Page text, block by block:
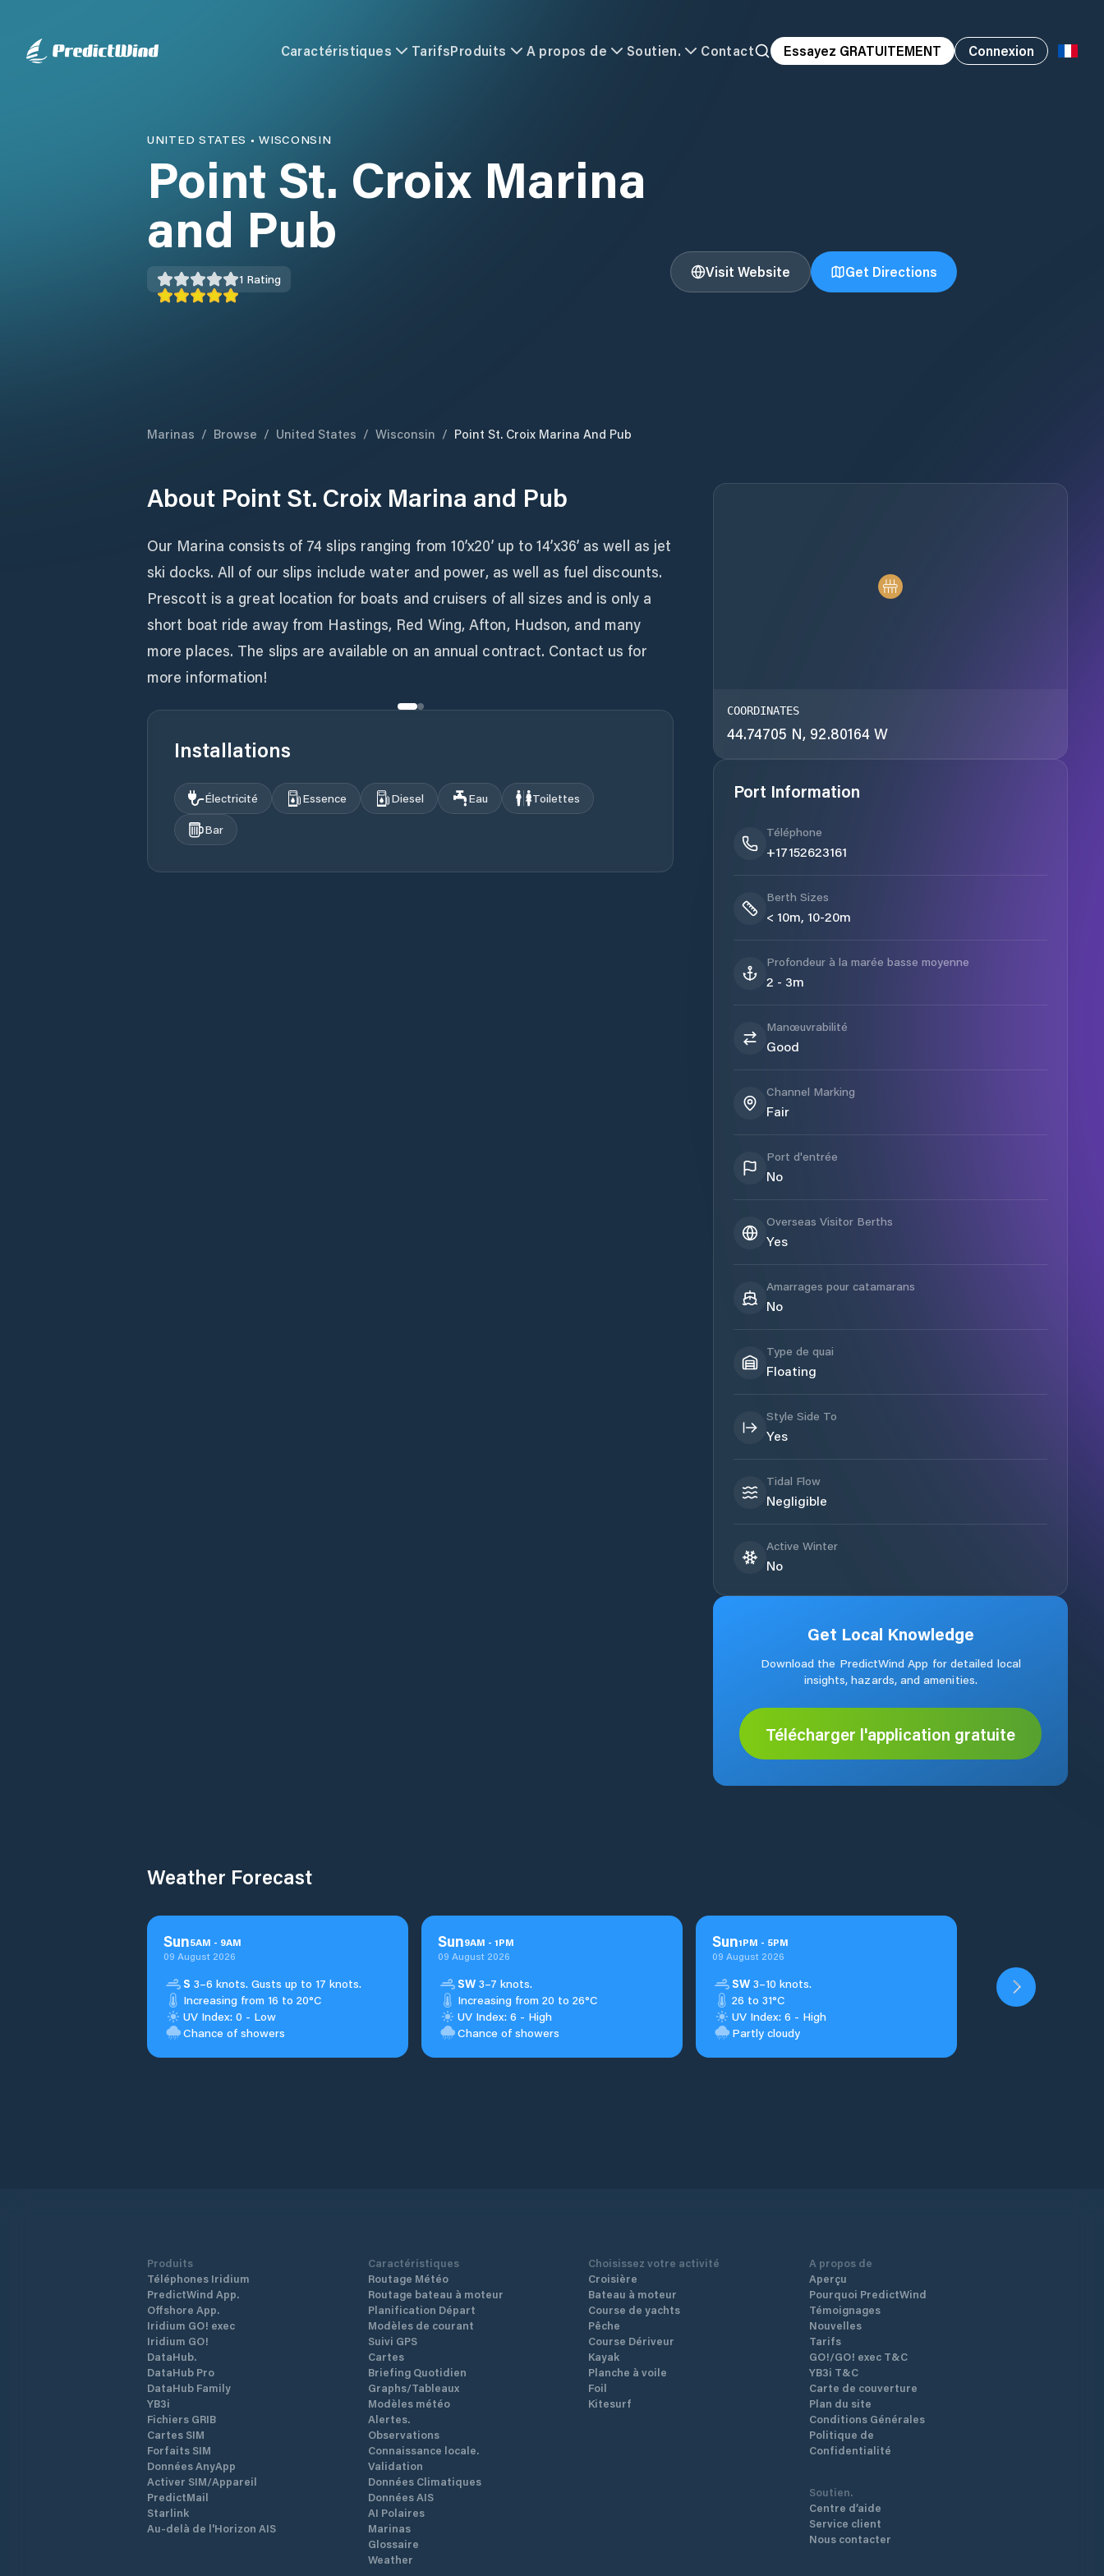
Caractéristiques TarifsProduits A propos de Soutien. Contact Essayez GRATUITEMENT Connexion
UNITED STATES •WISCONSIN
Point St. Croix Marina
and Pub
1 Rating Visit Website Get Directions
Marinas / Browse / United States / Wisconsin / Point St. Croix Marina And Pub
About Point St. Croix Marina and Pub
Our Marina consists of 74 slips ranging from 10’x20’ up to 14’x36’ as well as jet
ski docks. All of our slips include water and power, as well as fuel discounts.
Prescott is a great location for boats and cruisers of all sizes and is only a
short boat ride away from Hastings, Red Wing, Afton, Hudson, and many
more places. The slips are available on an annual contract. Contact us for
more information!
Installations
Électricité Essence Diesel Eau
Toilettes
Bar
COORDINATES
44.74705 N, 92.80164 W
Port Information
Téléphone
+17152623161
Berth Sizes
< 10m, 10-20m
Profondeur à la marée basse moyenne
2 - 3m
Manœuvrabilité
Good
Channel Marking
Fair
Port d'entrée
No
Overseas Visitor Berths
Yes
Amarrages pour catamarans
No
Type de quai
Floating
Style Side To
Yes
Tidal Flow
Negligible
Active Winter
No
Get Local Knowledge
Download the PredictWind App for detailed local
insights, hazards, and amenities.
Télécharger l'application gratuite
Weather Forecast
Sun5AM - 9AM
09 August 2026
S 3–6 knots. Gusts up to 17 knots.
Increasing from 16 to 20°C
UV Index: 0 - Low
Chance of showers
Sun9AM - 1PM
09 August 2026
SW 3–7 knots.
Increasing from 20 to 26°C
UV Index: 6 - High
Chance of showers
Sun1PM - 5PM
09 August 2026
SW 3–10 knots.
26 to 31°C
UV Index: 6 - High
Partly cloudy
Produits
Téléphones Iridium
PredictWind App.
Offshore App.
Iridium GO! exec
Iridium GO!
DataHub.
DataHub Pro
DataHub Family
YB3i
Fichiers GRIB
Cartes SIM
Forfaits SIM
Données AnyApp
Activer SIM/Appareil
PredictMail
Starlink
Au-delà de l'Horizon AIS
Caractéristiques
Routage Météo
Routage bateau à moteur
Planification Départ
Modèles de courant
Suivi GPS
Cartes
Briefing Quotidien
Graphs/Tableaux
Modèles météo
Alertes.
Observations
Connaissance locale.
Validation
Données Climatiques
Données AIS
AI Polaires
Marinas
Glossaire
Weather
Choisissez votre activité
Croisière
Bateau à moteur
Course de yachts
Pêche
Course Dériveur
Kayak
Planche à voile
Foil
Kitesurf
A propos de
Aperçu
Pourquoi PredictWind
Témoignages
Nouvelles
Tarifs
GO!/GO! exec T&C
YB3i T&C
Carte de couverture
Plan du site
Conditions Générales
Politique de
Confidentialité
Soutien.
Centre d’aide
Service client
Nous contacter